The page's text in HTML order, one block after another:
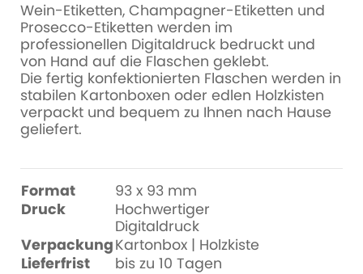
Wein-Etiketten, Champagner-Etiketten und
Prosecco-Etiketten werden im
professionellen Digitaldruck bedruckt und
von Hand auf die Flaschen geklebt.
Die fertig konfektionierten Flaschen werden in
stabilen Kartonboxen oder edlen Holzkisten
verpackt und bequem zu Ihnen nach Hause
geliefert.
Format
93 x 93 mm
Druck
Hochwertiger
Digitaldruck
VerpackungKartonbox | Holzkiste
Lieferfrist
bis zu 10 Tagen